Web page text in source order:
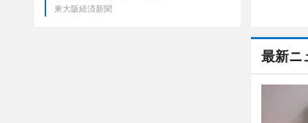
最新ニ
東大阪経済新聞